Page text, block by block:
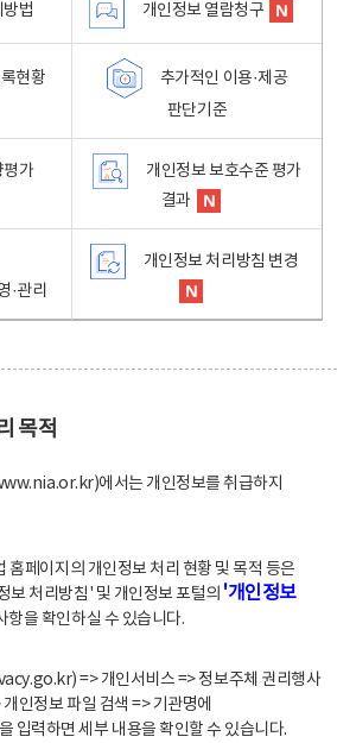
방법 개인정보 열람청구
현황
추가적인 이용·제공
판단기준
평가
개인정보 보호수준 평가
결과
·관리
개인정보 처리방침 변경
목적
에서는 개인정보를 취급하지
홈페이지의 개인정보 처리 현황 및 목적 등은
보 처리방침' 및 개인정보 포털의 '개인정보
항을 확인하실 수 있습니다.
=> 개인서비스 => 정보주체 권리행사
인정보 파일 검색 => 기관명에
입력하면 세부 내용을 확인할 수 있습니다.